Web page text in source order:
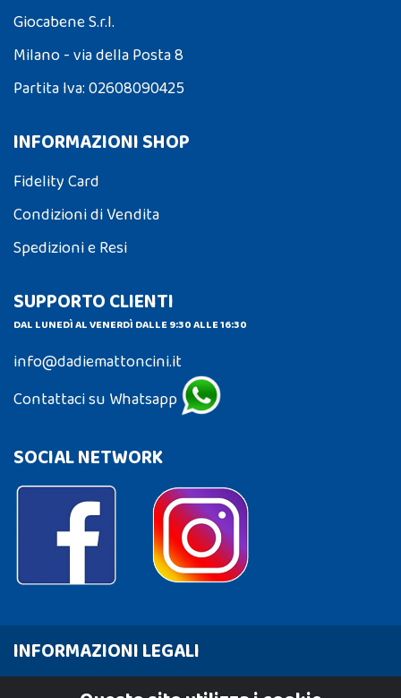
Giocabene S.r.l.
Milano - via della Posta 8
Partita Iva: 02608090425
INFORMAZIONI SHOP
Fidelity Card
Condizioni di Vendita
Spedizioni e Resi
SUPPORTO CLIENTI
DAL LUNEDÌ AL VENERDÌ DALLE 9:30 ALLE 16:30
info@dadiemattoncini.it
Contattaci su Whatsapp
SOCIAL NETWORK
INFORMAZIONI LEGALI
Cookie Policy